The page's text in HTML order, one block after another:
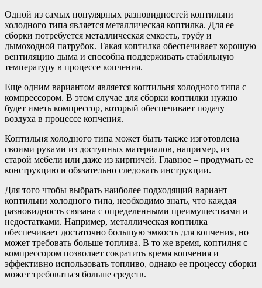
Одной из самых популярных разновидностей коптильни
холодного типа является металлическая коптилка. Для ее
сборки потребуется металлическая емкость, трубу и
дымоходной патрубок. Такая коптилка обеспечивает хорошую
вентиляцию дыма и способна поддерживать стабильную
температуру в процессе копчения.
Еще одним вариантом является коптильня холодного типа с
компрессором. В этом случае для сборки коптилки нужно
будет иметь компрессор, который обеспечивает подачу
воздуха в процессе копчения.
Коптильня холодного типа может быть также изготовлена
своими руками из доступных материалов, например, из
старой мебели или даже из кирпичей. Главное – продумать ее
конструкцию и обязательно следовать инструкции.
Для того чтобы выбрать наиболее подходящий вариант
коптильни холодного типа, необходимо знать, что каждая
разновидность связана с определенными преимуществами и
недостатками. Например, металлическая коптилка
обеспечивает достаточно большую эмкость для копчения, но
может требовать больше топлива. В то же время, коптилня с
компрессором позволяет сократить время копчения и
эффективно использовать топливо, однако ее процессу сборки
может требоваться больше средств.